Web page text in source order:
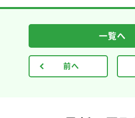
前へ
一覧へ